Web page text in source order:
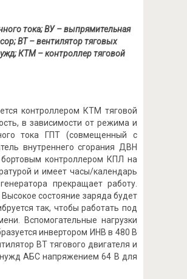
тока; ВУ – выпрямительная
ВТ – вентилятор тяговых
КТМ – контроллер тяговой
контроллером КТМ тяговой
в зависимости от режима и
тока ГПТ (совмещенный с
внутреннего сгорания ДВН
бортовым контроллером КПЛ на
и имеет часы/календарь
прекращает работу.
состояние заряда будет
так, чтобы работать под
Вспомогательные нагрузки
инвертором ИНВ в 480 В
ВТ тягового двигателя и
нужд АБС напряжением 64 В для